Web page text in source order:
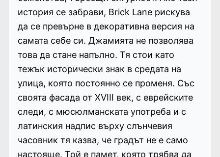
история се забрави, Brick Lane рискува
да се превърне в декоративна версия на
самата себе си. Джамията не позволява
това да стане напълно. Тя стои като
тежък исторически знак в средата на
улица, която постоянно се променя. Със
своята фасада от XVIII век, с еврейските
следи, с мюсюлманската употреба и с
латинския надпис върху слънчевия
часовник тя казва, че градът не е само
настояще. Той е памет, която трябва да